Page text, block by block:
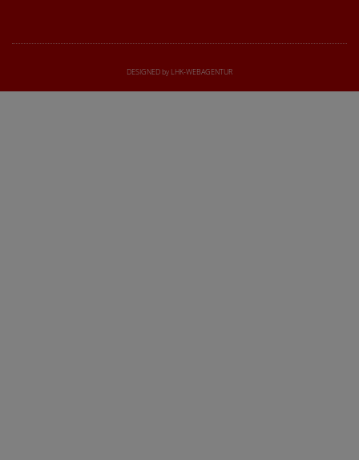
DESIGNED by LHK-WEBAGENTUR